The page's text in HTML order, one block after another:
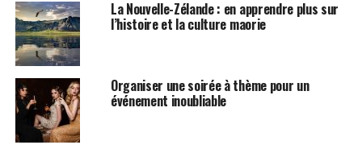
faire très facilement depuis un bateau haut de gamme
amarrée sur l’Île-aux-Cygnes, avec une vue unique sur la
Tour Eiffel.
Un incentive exceptionnel à
bord d’un yacht à Paris
La Nouvelle-Zélande : en apprendre plus sur
l’histoire et la culture maorie
Organiser une soirée à thème pour un
événement inoubliable